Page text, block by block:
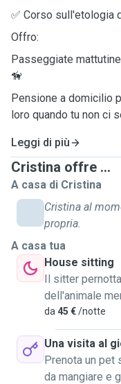
✅ Corso sull'etologia
Offro:
Passeggiate
🦮
Pensione a domicilio
loro quando tu non ci
Leggi di più
Cristina offre ...
A casa di Cristina
Cristina al
propria.
A casa tua
House sitting
Il sitter
dell'animale
da 45 €/notte
Una visita al
Prenota un pet
da mangiare e